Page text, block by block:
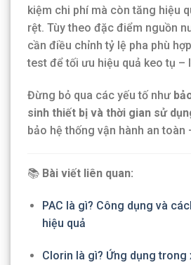
kiệm chi phí mà còn tăng hiệu
rệt. Tùy theo đặc điểm nguồn
cần điều chỉnh tỷ lệ pha phù
test để tối ưu hiệu quả keo tụ –
Đừng bỏ qua các yếu tố như
sinh thiết bị và thời gian sử
bảo hệ thống vận hành an toàn
📚 Bài viết liên quan:
PAC là gì? Công dụng và
hiệu quả
Clorin là gì? Ứng dụng trong